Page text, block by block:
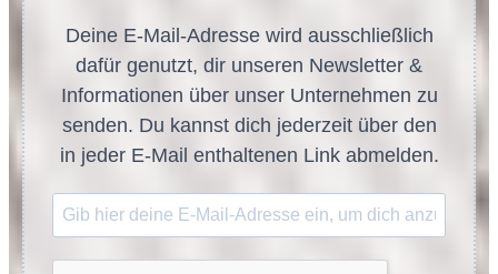
Deine E-Mail-Adresse wird ausschließlich
dafür genutzt, dir unseren Newsletter &
Informationen über unser Unternehmen zu
senden. Du kannst dich jederzeit über den
in jeder E-Mail enthaltenen Link abmelden.